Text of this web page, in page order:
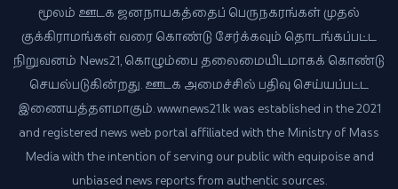
மூலம் ஊடக ஜனநாயகத்தைப் பெருநகரங்கள் முதல்
குக்கிராமங்கள் வரை கொண்டு சேர்க்கவும் தொடங்கப்பட்ட
நிறுவனம் News21, கொழும்பை தலைமையிடமாகக் கொண்டு
செயல்படுகின்றது. ஊடக அமைச்சில் பதிவு செய்யப்பட்ட
இணையத்தளமாகும். www.news21.lk was established in the 2021
and registered news web portal affiliated with the Ministry of Mass
Media with the intention of serving our public with equipoise and
unbiased news reports from authentic sources.